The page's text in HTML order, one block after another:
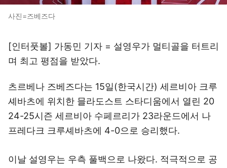
사진=즈베즈다
[인터풋볼] 가동민 기자 = 설영우가 멀티골을 터트리
며 최고 평점을 받았다.
츠르베나 즈베즈다는 15일(한국시간) 세르비아 크루
셰바츠에 위치한 믈라도스트 스타디움에서 열린 20
24-25시즌 세르비아 수페르리가 23라운드에서 나
프레다크 크루셰바츠에 4-0으로 승리했다.
이날 설영우는 우측 풀백으로 나왔다. 적극적으로 공